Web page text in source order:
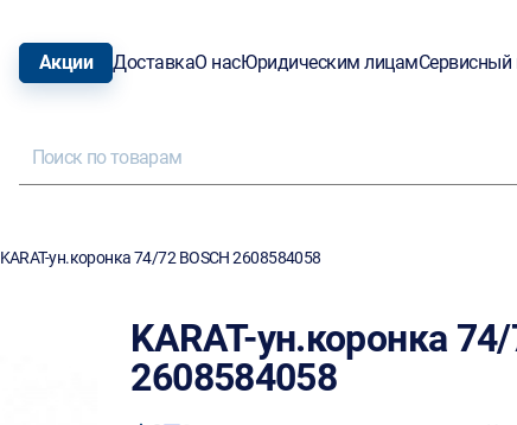
Акции ДоставкаО насЮридическим лицамСервисный
KARAT-ун.коронка 74/72 BOSCH 2608584058
KARAT-ун.коронка
2608584058